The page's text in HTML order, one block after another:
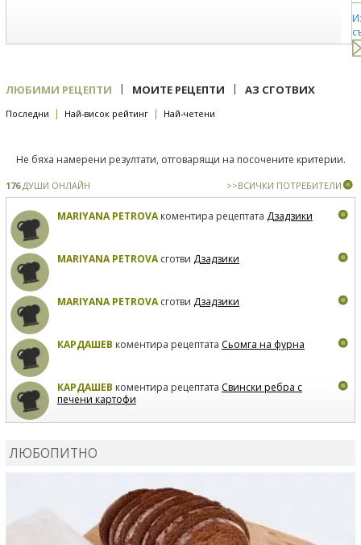
ЛЮБИМИ РЕЦЕПТИ | МОИТЕ РЕЦЕПТИ | АЗ СГОТВИХ
Последни | Най-висок рейтинг | Най-четени
Не бяха намерени резултати, отговарящи на посочените критерии.
176ДУШИ ОНЛАЙН >>ВСИЧКИ ПОТРЕБИТЕЛИ
MARIYANA PETROVAкоментира рецептата Дзадзики
MARIYANA PETROVAсготви Дзадзики
MARIYANA PETROVAсготви Дзадзики
КАРДАШЕВ коментира рецептата Сьомга на фурна
КАРДАШЕВ коментира рецептата Свински ребра с
печени картофи
ЛЮБОПИТНО